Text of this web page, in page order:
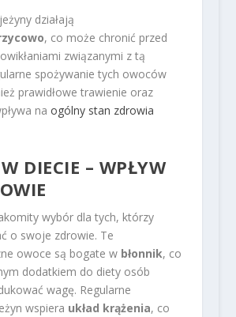
działają
, co może chronić przed
związanymi z tą
spożywanie tych owoców
prawidłowe trawienie oraz
na ogólny stan zdrowia
DIECIE – WPŁYW
wybór dla tych, którzy
o swoje zdrowie. Te
owoce są bogate w błonnik, co
dodatkiem do diety osób
wagę. Regularne
wspiera układ krążenia, co